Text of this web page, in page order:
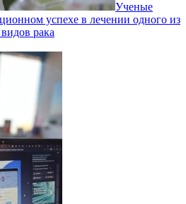
Ученые
успехе в лечении одного из
рака